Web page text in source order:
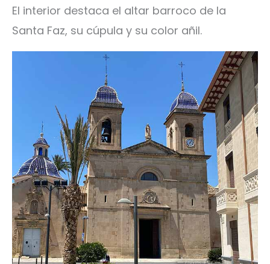
El interior destaca el altar barroco de la
Santa Faz, su cúpula y su color añil.